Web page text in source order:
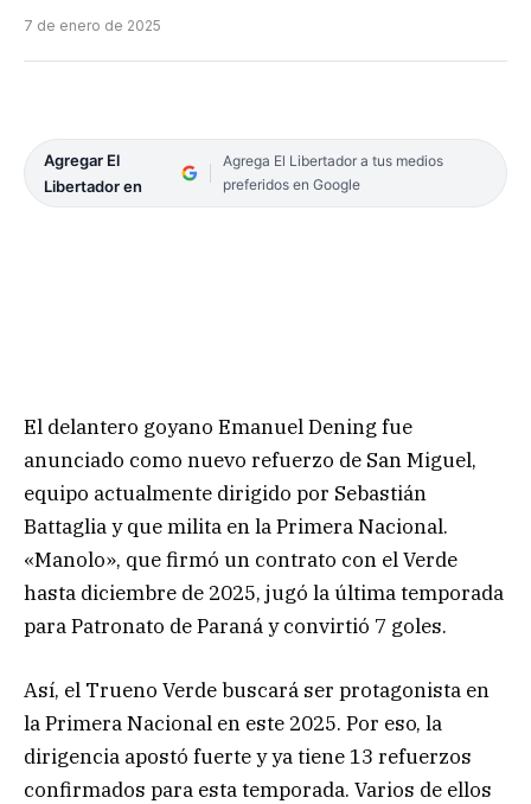
7 de enero de 2025
Agregar El
Libertador en
Agrega El Libertador a tus medios
preferidos en Google
El delantero goyano Emanuel Dening fue
anunciado como nuevo refuerzo de San Miguel,
equipo actualmente dirigido por Sebastián
Battaglia y que milita en la Primera Nacional.
«Manolo», que firmó un contrato con el Verde
hasta diciembre de 2025, jugó la última temporada
para Patronato de Paraná y convirtió 7 goles.
Así, el Trueno Verde buscará ser protagonista en
la Primera Nacional en este 2025. Por eso, la
dirigencia apostó fuerte y ya tiene 13 refuerzos
confirmados para esta temporada. Varios de ellos